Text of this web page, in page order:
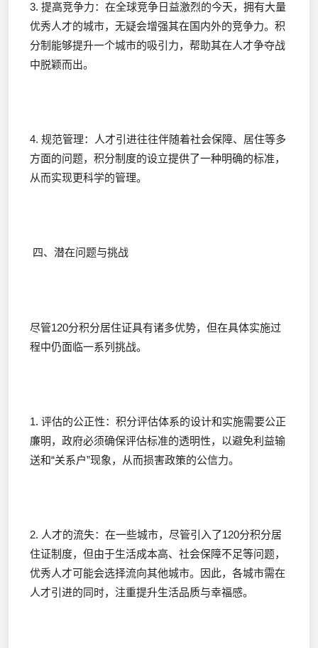
3. 提高竞争力：在全球竞争日益激烈的今天，拥有大量
优秀人才的城市，无疑会增强其在国内外的竞争力。积
分制能够提升一个城市的吸引力，帮助其在人才争夺战
中脱颖而出。
4. 规范管理：人才引进往往伴随着社会保障、居住等多
方面的问题，积分制度的设立提供了一种明确的标准，
从而实现更科学的管理。
四、潜在问题与挑战
尽管120分积分居住证具有诸多优势，但在具体实施过
程中仍面临一系列挑战。
1. 评估的公正性：积分评估体系的设计和实施需要公正
廉明，政府必须确保评估标准的透明性，以避免利益输
送和“关系户”现象，从而损害政策的公信力。
2. 人才的流失：在一些城市，尽管引入了120分积分居
住证制度，但由于生活成本高、社会保障不足等问题，
优秀人才可能会选择流向其他城市。因此，各城市需在
人才引进的同时，注重提升生活品质与幸福感。